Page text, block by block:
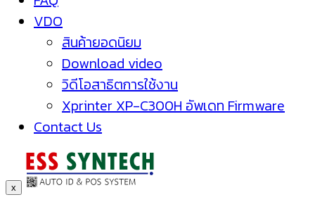
VDO
สินค้ายอดนิยม
Download video
วิดีโอสาธิตการใช้งาน
Xprinter XP-C300H อัพเดท Firmware
Contact Us
x